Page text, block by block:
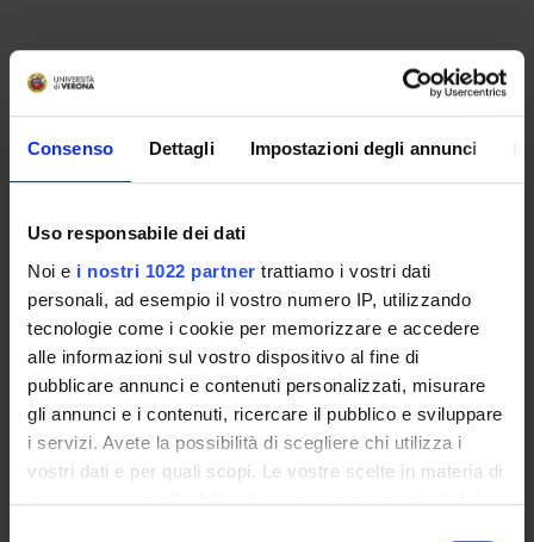
Consenso Dettagli Impostazioni degli annunci
Uso responsabile dei dati
Noi e i nostri 1022 partner trattiamo i vostri dati
personali, ad esempio il vostro numero IP, utilizzando
tecnologie come i cookie per memorizzare e accedere
alle informazioni sul vostro dispositivo al fine di
pubblicare annunci e contenuti personalizzati, misurare
gli annunci e i contenuti, ricercare il pubblico e sviluppare
i servizi. Avete la possibilità di scegliere chi utilizza i
vostri dati e per quali scopi. Le vostre scelte in materia di
privacy sono applicabili solo su questa proprietà digitale
ORGANISATION
DEPARTMENT ADMINISTRATION OFFICES
STUDENT ADMINISTRATION OFFICES
DEPARTMENT FACILITIES
RESEARCH LABORATORIES
RESEARCH CENTRES